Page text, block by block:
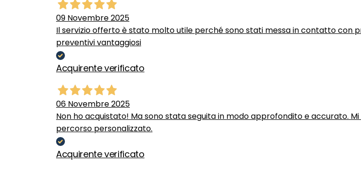
09 Novembre 2025
Il servizio offerto è stato molto utile perché sono stati messa in contatto con
preventivi vantaggiosi
Acquirente verificato
06 Novembre 2025
Non ho acquistato! Ma sono stata seguita in modo approfondito e accurato.
percorso personalizzato.
Acquirente verificato